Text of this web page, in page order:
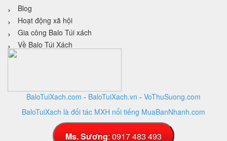
Blog
Hoạt động xã hội
Gia công Balo Túi xách
Về Balo Túi Xách
BaloTuiXach.com - BaloTuiXach.vn - VoThuSuong.com
BaloTuiXach là đối tác MXH nổi tiếng MuaBanNhanh.com
Thiết kế website
DESIGN
Ms. Sương: 0917 483 493